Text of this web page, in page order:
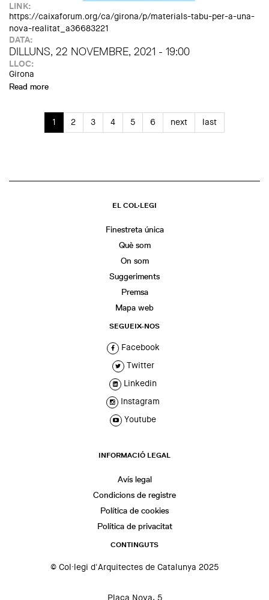
LINK:
https://caixaforum.org/ca/girona/p/materials-tabu-per-a-una-
nova-realitat_a36683221
DATA:
DILLUNS, 22 NOVEMBRE, 2021 - 19:00
LLOC:
Girona
Read more
1 2 3 4 5 6 next last
EL COL·LEGI
Finestreta única
Què som
On som
Suggeriments
Premsa
Mapa web
SEGUEIX-NOS
Facebook
Twitter
Linkedin
Instagram
Youtube
INFORMACIÓ LEGAL
Avís legal
Condicions de registre
Política de cookies
Política de privacitat
CONTINGUTS
© Col·legi d'Arquitectes de Catalunya 2025
Plaça Nova, 5